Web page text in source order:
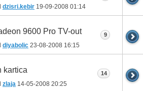
dzisri.kebir 19-09-2008 01:14
9600 Pro TV-out
diyabolic 23-08-2008 16:15
9
kartica
zlaja 14-05-2008 20:25
14